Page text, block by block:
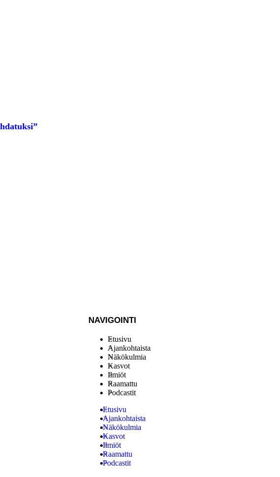
NAVIGOINTI
Etusivu
Ajankohtaista
Näkökulmia
Kasvot
Ilmiöt
Raamattu
Podcastit
Etusivu
Ajankohtaista
Näkökulmia
Kasvot
Ilmiöt
Raamattu
Podcastit